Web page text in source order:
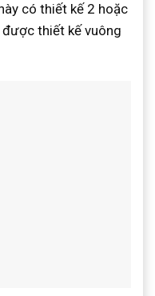
có thiết kế 2 hoặc
thiết kế vuông